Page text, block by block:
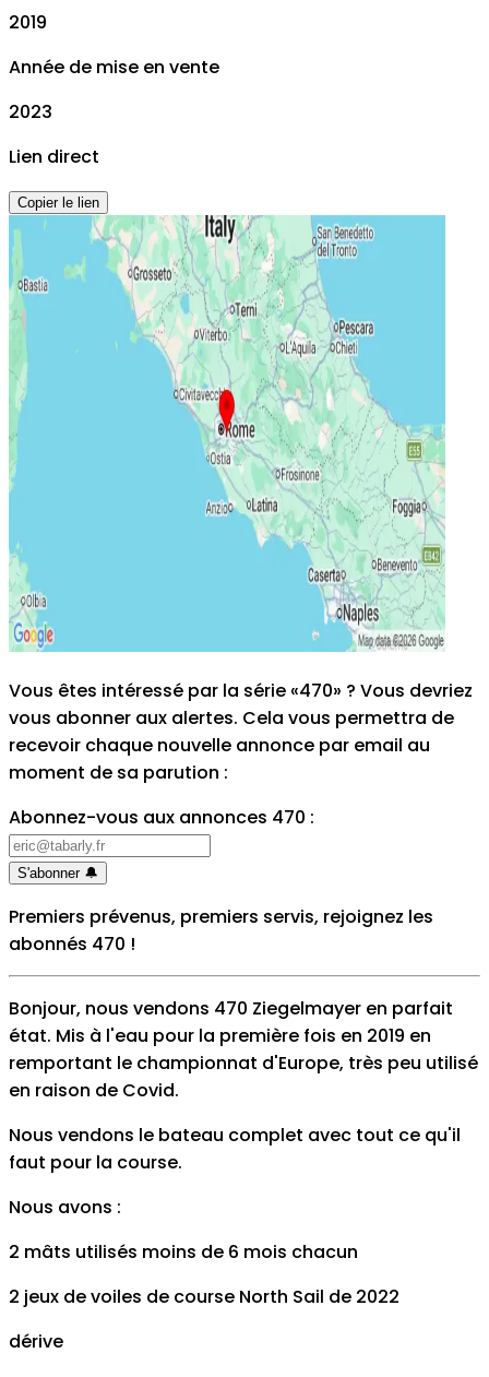
2019
Année de mise en vente
2023
Lien direct
Copier le lien
Vous êtes intéressé par la série «470» ? Vous devriez
vous abonner aux alertes. Cela vous permettra de
recevoir chaque nouvelle annonce par email au
moment de sa parution :
Abonnez-vous aux annonces 470 :
S'abonner 🔔
Premiers prévenus, premiers servis, rejoignez les
abonnés 470 !
Bonjour, nous vendons 470 Ziegelmayer en parfait
état. Mis à l'eau pour la première fois en 2019 en
remportant le championnat d'Europe, très peu utilisé
en raison de Covid.
Nous vendons le bateau complet avec tout ce qu'il
faut pour la course.
Nous avons :
2 mâts utilisés moins de 6 mois chacun
2 jeux de voiles de course North Sail de 2022
dérive